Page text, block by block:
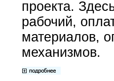
проекта.
рабочий,
материалов,
механизмов.